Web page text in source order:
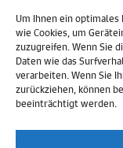
Um Ihnen ein
wie Cookies, um
zuzugreifen. Wenn Sie
Daten wie das
verarbeiten. Wenn Sie
zurückziehen, können
beeinträchtigt werden.